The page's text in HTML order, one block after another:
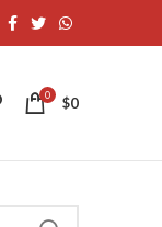
0 $0